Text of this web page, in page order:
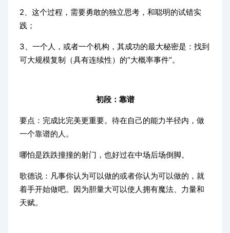
2、这个过程，需要勇敢的独立思考，和聪明的试错实
践；
3、一个人，或者一个机构，其成功的最大秘密是：找到
可大规模复制（具有连续性）的“大概率事件“。
初段：靠谱
要点：完成比完美更重要。待在自己的能力半径内，做
一个靠谱的人。
哪怕是跌跌撞撞的射门，也好过在中场后场倒脚。
歌德说：凡事你认为可以做的或者你认为可以做的，就
着手开始做吧。因为胆量大可以使人拥有魔法、力量和
天赋。